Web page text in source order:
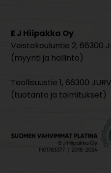
E J Hiipakka Oy
Veistokouluntie 2, 66300
(myynti ja hallinto)
Teollisuustie 1, 66300
(tuotanto ja toimitukset)